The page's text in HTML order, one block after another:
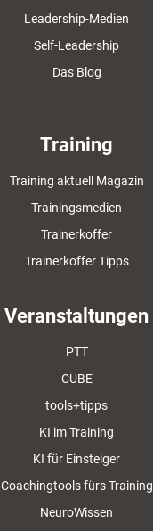
Leadership-Medien
Self-Leadership
Das Blog
Training
Training aktuell Magazin
Trainingsmedien
Trainerkoffer
Trainerkoffer Tipps
Veranstaltungen
PTT
CUBE
tools+tipps
KI im Training
KI für Einsteiger
Coachingtools fürs Training
NeuroWissen